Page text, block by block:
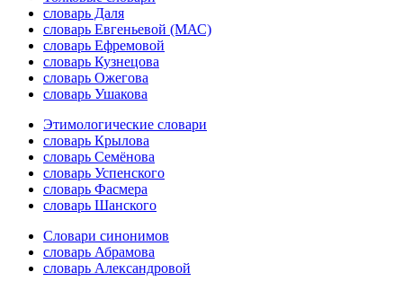
словарь Даля
словарь Евгеньевой (МАС)
словарь Ефремовой
словарь Кузнецова
словарь Ожегова
словарь Ушакова
Этимологические словари
словарь Крылова
словарь Семёнова
словарь Успенского
словарь Фасмера
словарь Шанского
Словари синонимов
словарь Абрамова
словарь Александровой